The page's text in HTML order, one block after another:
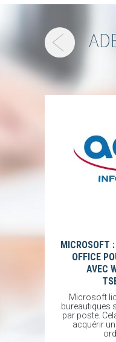
MICROSOFT
OFFICE
AVEC
Microsoft
bureautiques
par poste.
acquérir